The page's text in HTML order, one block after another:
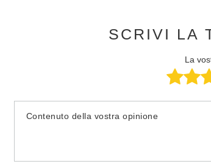
SCRIVI LA
La
Contenuto della vostra opinione